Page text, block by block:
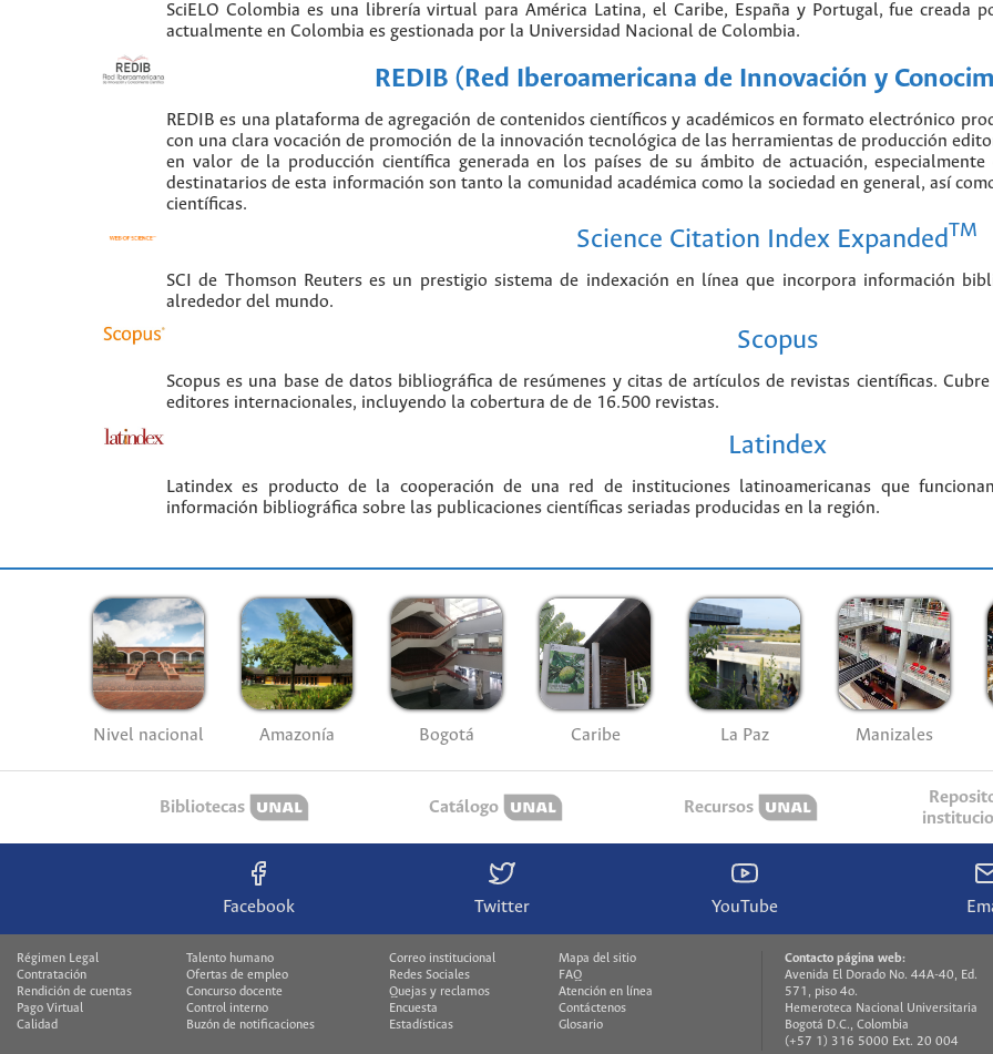
SciELO Colombia es una librería virtual para América Latina, el Caribe, España y Portugal, fue creada
actualmente en Colombia es gestionada por la Universidad Nacional de Colombia.
REDIB (Red Iberoamericana de Innovación y
REDIB es una plataforma de agregación de contenidos científicos y académicos en formato electrónico
con una clara vocación de promoción de la innovación tecnológica de las herramientas de producción
en valor de la producción científica generada en los países de su ámbito de actuación,
destinatarios de esta información son tanto la comunidad académica como la sociedad en general, así
científicas.
Science Citation Index ExpandedTM
SCI de Thomson Reuters es un prestigio sistema de indexación en línea que incorpora información
alrededor del mundo.
Scopus
Scopus es una base de datos bibliográfica de resúmenes y citas de artículos de revistas científicas.
editores internacionales, incluyendo la cobertura de de 16.500 revistas.
Latindex
Latindex es producto de la cooperación de una red de instituciones latinoamericanas que
información bibliográfica sobre las publicaciones científicas seriadas producidas en la región.
Nivel nacional Amazonía Bogotá Caribe La Paz Manizales
Bibliotecas Catálogo Recursos
Facebook Twitter YouTube
Régimen Legal
Talento humano
Contratación
Ofertas de empleo
Rendición de cuentas
Concurso docente
Pago Virtual
Control interno
Calidad
Buzón de notificaciones
Correo institucional
Mapa del sitio
Redes Sociales
FAQ
Quejas y reclamos
Atención en línea
Encuesta
Contáctenos
Estadísticas
Glosario
Contacto página web:
Avenida El Dorado No. 44A-40, Ed.
571, piso 4o.
Hemeroteca Nacional Universitaria
Bogotá D.C., Colombia
(+57 1) 316 5000 Ext. 20 004